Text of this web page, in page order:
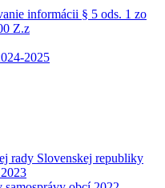
informácii § 5 ods. 1 zo
Z.z
2025
rady Slovenskej republiky